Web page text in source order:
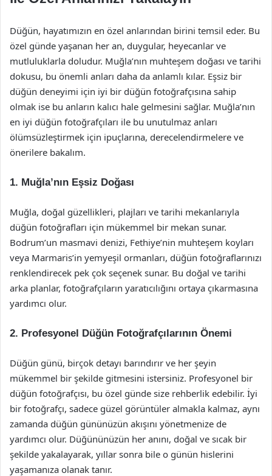
Düğün, hayatımızın en özel anlarından birini temsil eder. Bu
özel günde yaşanan her an, duygular, heyecanlar ve
mutluluklarla doludur. Muğla’nın muhteşem doğası ve tarihi
dokusu, bu önemli anları daha da anlamlı kılar. Eşsiz bir
düğün deneyimi için iyi bir düğün fotoğrafçısına sahip
olmak ise bu anların kalıcı hale gelmesini sağlar. Muğla’nın
en iyi düğün fotoğrafçıları ile bu unutulmaz anları
ölümsüzleştirmek için ipuçlarına, derecelendirmelere ve
önerilere bakalım.
1. Muğla’nın Eşsiz Doğası
Muğla, doğal güzellikleri, plajları ve tarihi mekanlarıyla
düğün fotoğrafları için mükemmel bir mekan sunar.
Bodrum’un masmavi denizi, Fethiye’nin muhteşem koyları
veya Marmaris’in yemyeşil ormanları, düğün fotoğraflarınızı
renklendirecek pek çok seçenek sunar. Bu doğal ve tarihi
arka planlar, fotoğrafçıların yaratıcılığını ortaya çıkarmasına
yardımcı olur.
2. Profesyonel Düğün Fotoğrafçılarının Önemi
Düğün günü, birçok detayı barındırır ve her şeyin
mükemmel bir şekilde gitmesini istersiniz. Profesyonel bir
düğün fotoğrafçısı, bu özel günde size rehberlik edebilir. İyi
bir fotoğrafçı, sadece güzel görüntüler almakla kalmaz, aynı
zamanda düğün gününüzün akışını yönetmenize de
yardımcı olur. Düğününüzün her anını, doğal ve sıcak bir
şekilde yakalayarak, yıllar sonra bile o günün hislerini
yaşamanıza olanak tanır.